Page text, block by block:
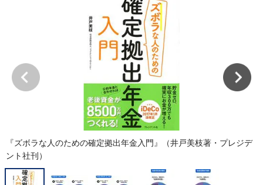
『ズボラな人のための確定拠出年金入門』（井戸美枝著・プレジデ
ント社刊）